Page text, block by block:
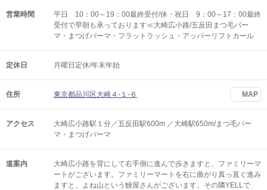
営業時間
平日 10：00～19：00最終受付/休・祝日 9：00～17：00最終
受付で早朝も承っております≪大崎広小路/五反田まつ毛パー
マ・まつげパーマ・フラットラッシュ・アッパーリフトカール
定休日 月曜日定休/年末年始
住所 東京都品川区大崎４-１-６ MAP
アクセス
大崎広小路駅１分／五反田駅600m ／大崎駅650m/まつ毛パー
マ・まつげパーマ
道案内
大崎広小路を背にして右手側に進んで歩きますと、ファミリーマ
ートがございます。ファミリーマートを右に曲がり真っ直ぐ進み
ますと、よね山という鰻屋さんがございます。その隣YELLで